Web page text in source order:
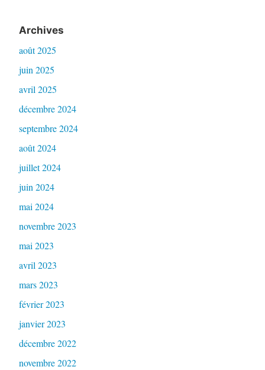
Archives
août 2025
juin 2025
avril 2025
décembre 2024
septembre 2024
août 2024
juillet 2024
juin 2024
mai 2024
novembre 2023
mai 2023
avril 2023
mars 2023
février 2023
janvier 2023
décembre 2022
novembre 2022